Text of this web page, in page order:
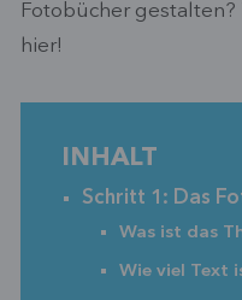
Fotobücher
hier!
INHALT
Schritt 1: Das
Was ist das
Wie viel Text